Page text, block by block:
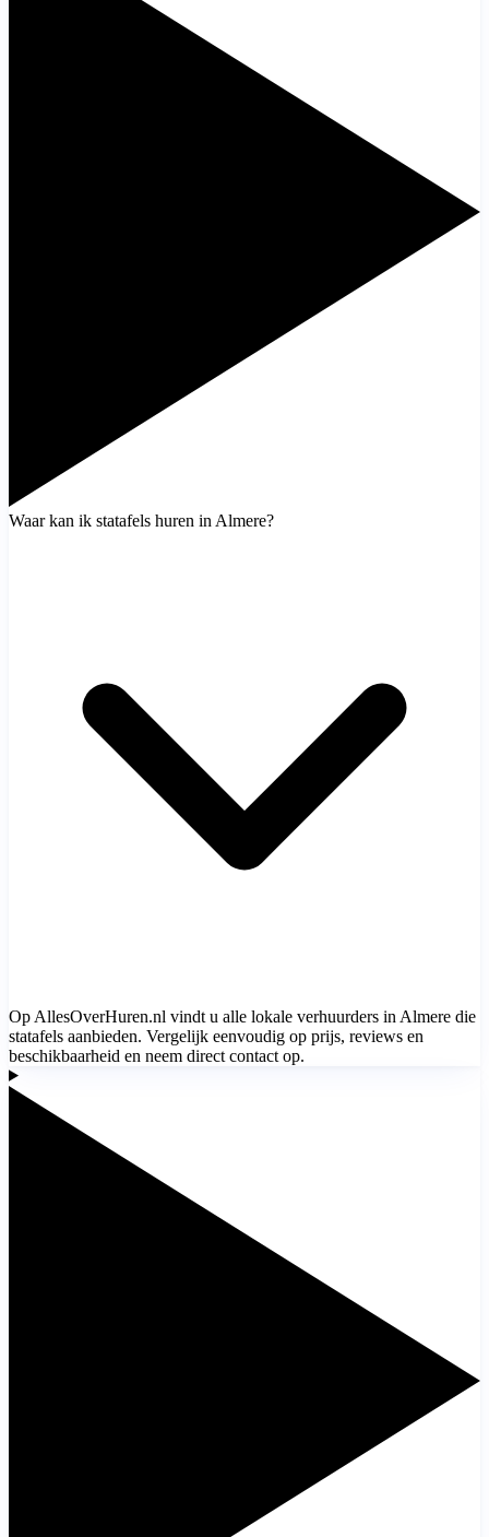
Waar kan ik statafels huren in Almere?
Op AllesOverHuren.nl vindt u alle lokale verhuurders in Almere die
statafels aanbieden. Vergelijk eenvoudig op prijs, reviews en
beschikbaarheid en neem direct contact op.